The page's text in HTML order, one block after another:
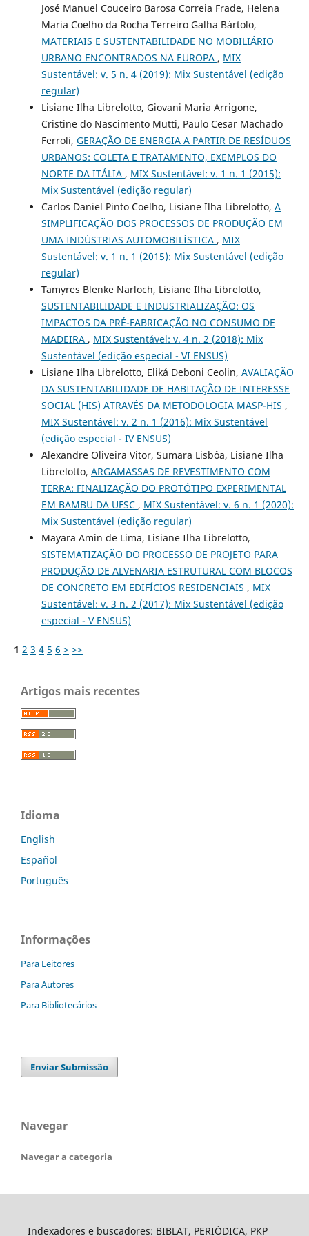
José Manuel Couceiro Barosa Correia Frade, Helena
Maria Coelho da Rocha Terreiro Galha Bártolo,
MATERIAIS E SUSTENTABILIDADE NO MOBILIÁRIO
URBANO ENCONTRADOS NA EUROPA , MIX
Sustentável: v. 5 n. 4 (2019): Mix Sustentável (edição
regular)
Lisiane Ilha Librelotto, Giovani Maria Arrigone,
Cristine do Nascimento Mutti, Paulo Cesar Machado
Ferroli, GERAÇÃO DE ENERGIA A PARTIR DE RESÍDUOS
URBANOS: COLETA E TRATAMENTO, EXEMPLOS DO
NORTE DA ITÁLIA , MIX Sustentável: v. 1 n. 1 (2015):
Mix Sustentável (edição regular)
Carlos Daniel Pinto Coelho, Lisiane Ilha Librelotto, A
SIMPLIFICAÇÃO DOS PROCESSOS DE PRODUÇÃO EM
UMA INDÚSTRIAS AUTOMOBILÍSTICA , MIX
Sustentável: v. 1 n. 1 (2015): Mix Sustentável (edição
regular)
Tamyres Blenke Narloch, Lisiane Ilha Librelotto,
SUSTENTABILIDADE E INDUSTRIALIZAÇÃO: OS
IMPACTOS DA PRÉ-FABRICAÇÃO NO CONSUMO DE
MADEIRA , MIX Sustentável: v. 4 n. 2 (2018): Mix
Sustentável (edição especial - VI ENSUS)
Lisiane Ilha Librelotto, Eliká Deboni Ceolin, AVALIAÇÃO
DA SUSTENTABILIDADE DE HABITAÇÃO DE INTERESSE
SOCIAL (HIS) ATRAVÉS DA METODOLOGIA MASP-HIS ,
MIX Sustentável: v. 2 n. 1 (2016): Mix Sustentável
(edição especial - IV ENSUS)
Alexandre Oliveira Vitor, Sumara Lisbôa, Lisiane Ilha
Librelotto, ARGAMASSAS DE REVESTIMENTO COM
TERRA: FINALIZAÇÃO DO PROTÓTIPO EXPERIMENTAL
EM BAMBU DA UFSC , MIX Sustentável: v. 6 n. 1 (2020):
Mix Sustentável (edição regular)
Mayara Amin de Lima, Lisiane Ilha Librelotto,
SISTEMATIZAÇÃO DO PROCESSO DE PROJETO PARA
PRODUÇÃO DE ALVENARIA ESTRUTURAL COM BLOCOS
DE CONCRETO EM EDIFÍCIOS RESIDENCIAIS , MIX
Sustentável: v. 3 n. 2 (2017): Mix Sustentável (edição
especial - V ENSUS)
1 2 3 4 5 6 > >>
Artigos mais recentes
Idioma
English
Español
Português
Informações
Para Leitores
Para Autores
Para Bibliotecários
Enviar Submissão
Navegar
Navegar a categoria
Indexadores e buscadores: BIBLAT, PERIÓDICA, PKP